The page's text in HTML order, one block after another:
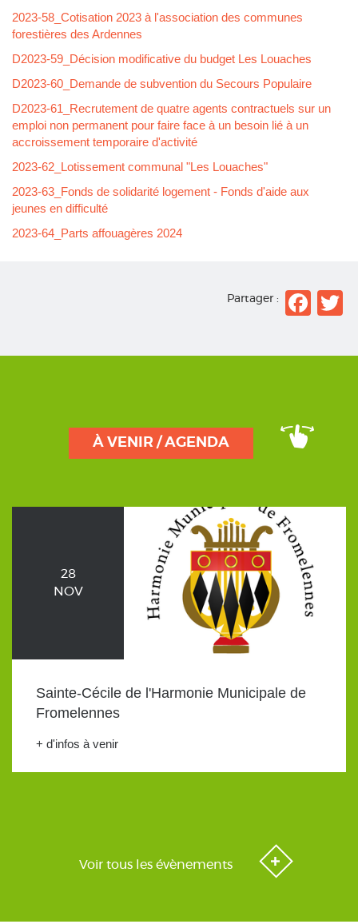
2023-58_Cotisation 2023 à l'association des communes
forestières des Ardennes
D2023-59_Décision modificative du budget Les Louaches
D2023-60_Demande de subvention du Secours Populaire
D2023-61_Recrutement de quatre agents contractuels sur un
emploi non permanent pour faire face à un besoin lié à un
accroissement temporaire d'activité
2023-62_Lotissement communal "Les Louaches"
2023-63_Fonds de solidarité logement - Fonds d'aide aux
jeunes en difficulté
2023-64_Parts affouagères 2024
Partager :
À VENIR / AGENDA
28
NOV
Sainte-Cécile de l'Harmonie Municipale de
Fromelennes
+ d'infos à venir
Voir tous les évènements